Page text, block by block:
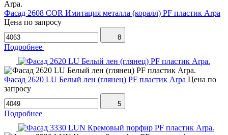
Фасад 2608 COR Имитация металла (коралл) PF пластик Arpa
Цена по запросу
8
Подробнее
Фасад 2620 LU Белый лен (глянец) PF пластик Arpa Цена по
запросу
5
Подробнее